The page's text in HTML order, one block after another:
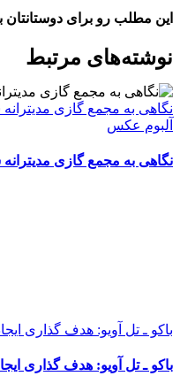
این مطلب رو برای دوستانتان
FacebookX
LinkedIn
WhatsApp
Telegram
ایمیل
نوشته‌‌های مرتبط
نگاهی به مجمع گازی
آلبوم عکس
نگاهی به مجمع گازی
باکو ـ تل آویو: هدف گذاری
باکو ـ تل آویو: هدف گذاری